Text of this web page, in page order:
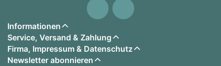
Informationen
Service, Versand & Zahlung
Firma, Impressum & Datenschutz
Newsletter abonnieren